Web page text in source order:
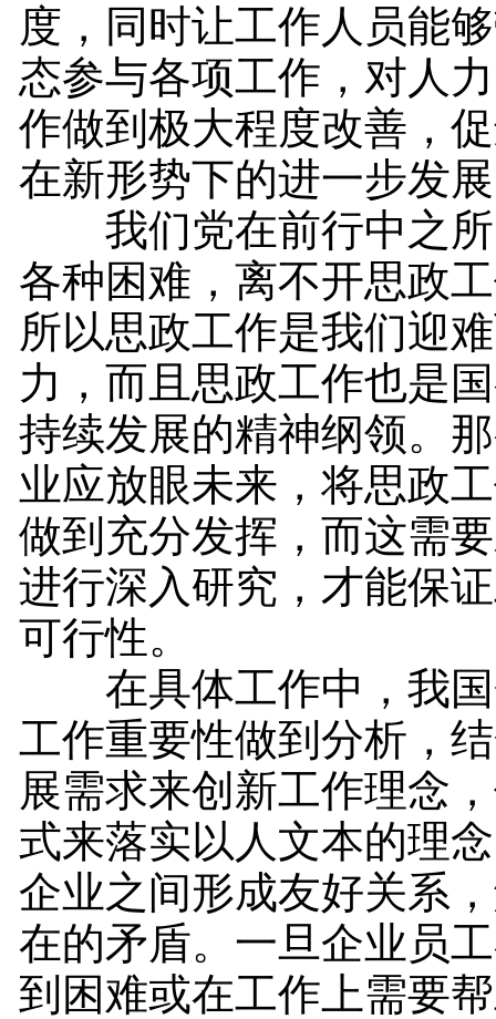
度，同时让工作人员能
态参与各项工作，对人
作做到极大程度改善，
在新形势下的进一步发
我们党在前行中之所
各种困难，离不开思政
所以思政工作是我们迎
力，而且思政工作也是
持续发展的精神纲领。
业应放眼未来，将思政
做到充分发挥，而这需
进行深入研究，才能保
可行性。
在具体工作中，我国
工作重要性做到分析，
展需求来创新工作理念
式来落实以人文本的理
企业之间形成友好关系
在的矛盾。一旦企业员
到困难或在工作上需要